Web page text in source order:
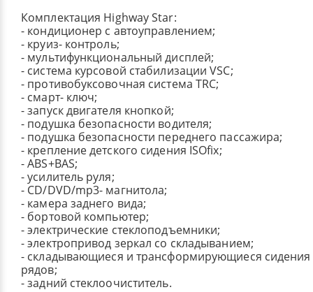
Комплектация Highway Star:
- кондиционер с автоуправлением;
- круиз- контроль;
- мультифункциональный дисплей;
- система курсовой стабилизации VSC;
- противобуксовочная система TRC;
- смарт- ключ;
- запуск двигателя кнопкой;
- подушка безопасности водителя;
- подушка безопасности переднего пассажира;
- крепление детского сидения ISOfix;
- ABS+BAS;
- усилитель руля;
- CD/DVD/mp3- магнитола;
- камера заднего вида;
- бортовой компьютер;
- электрические стеклоподъемники;
- электропривод зеркал со складыванием;
- складывающиеся и трансформирующиеся сидения
рядов;
- задний стеклоочиститель.